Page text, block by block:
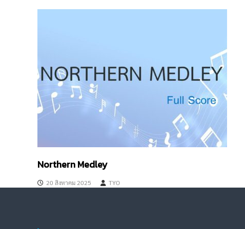
แ
ว
เ
รื่
ง
Northern Medley
20 สิงหาคม 2025 TYO